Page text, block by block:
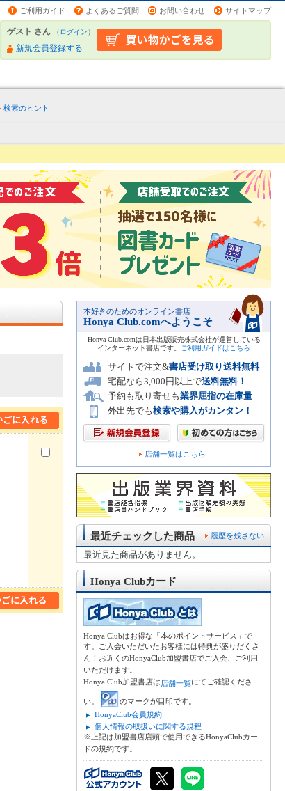
ご利用ガイド よくあるご質問 お問い合わせ サイトマップ
ゲスト さん （ログイン）
新規会員登録する
検索のヒント
本好きのためのオンライン書店
Honya Club.comへようこそ
Honya Club.comは日本出版販売株式会社が運営している
インターネット書店です。
ご利用ガイドはこちら
サイトで注文&書店受け取り送料無料
宅配なら3,000円以上で送料無料！
予約も取り寄せも業界屈指の在庫量
外出先でも検索や購入がカンタン！
店舗一覧はこちら
履歴を残さない
最近チェックした商品
最近見た商品がありません。
Honya Clubカード
Honya Clubはお得な「本のポイントサービス」で
す。ご入会いただいたお客様には特典が盛りだくさ
ん！お近くのHonyaClub加盟書店でご入会、ご利用
いただけます。
Honya Club加盟書店は店舗一覧にてご確認くださ
い。
のマークが目印です。
HonyaClub会員規約
個人情報の取扱いに関する規程
※上記は加盟書店店頭で使用できるHonyaClubカー
ドの規約です。